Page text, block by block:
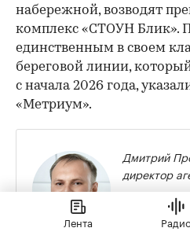
набережной, возводят
комплекс «СТОУН Блик».
единственным в своем
береговой линии,
с начала 2026 года,
«Метриум».
Дмитрий
директор
«В
проекта.
Лента